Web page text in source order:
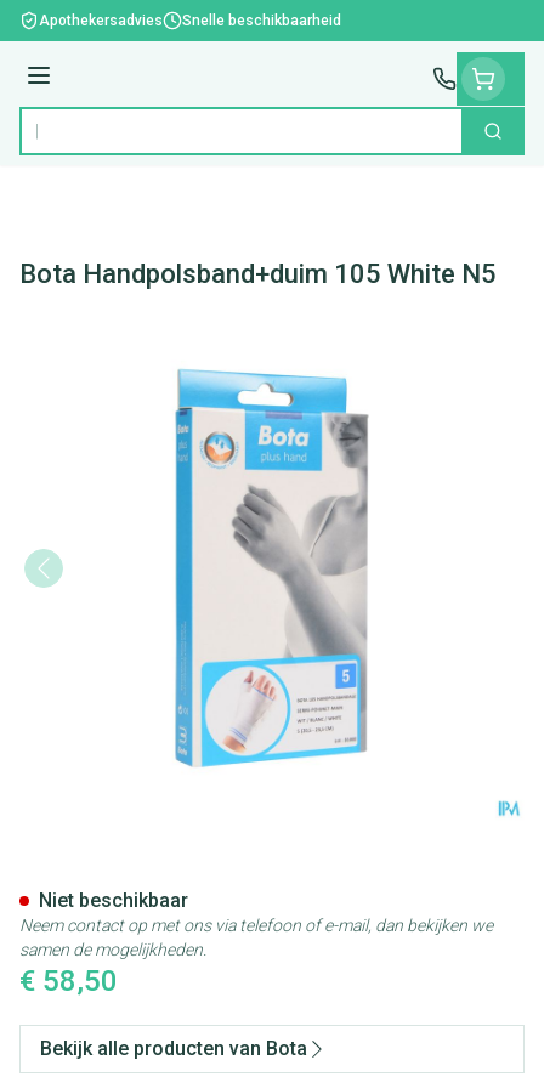
Ga naar de inhoud
Apothekersadvies Snelle beschikbaarheid
Menu
Product, merk, categorie... Zoek
Bota Handpolsband+duim 105 White N5
€ 58,50
Niet beschikbaar
Neem contact op met ons via telefoon of e-mail, dan bekijken we
samen de mogelijkheden.
Bekijk alle producten van Bota